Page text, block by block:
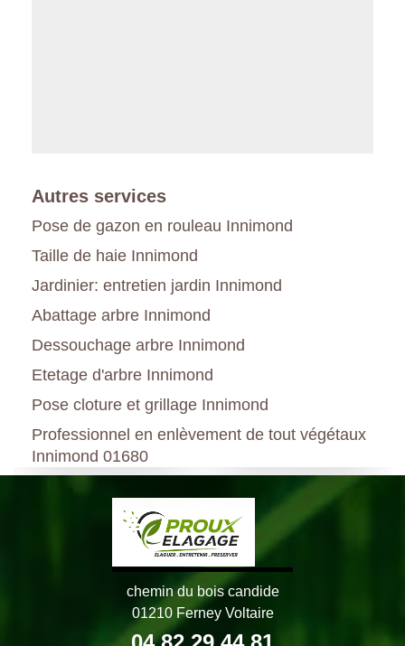
Autres services
Pose de gazon en rouleau Innimond
Taille de haie Innimond
Jardinier: entretien jardin Innimond
Abattage arbre Innimond
Dessouchage arbre Innimond
Etetage d'arbre Innimond
Pose cloture et grillage Innimond
Professionnel en enlèvement de tout végétaux
Innimond 01680
chemin du bois candide
01210 Ferney Voltaire